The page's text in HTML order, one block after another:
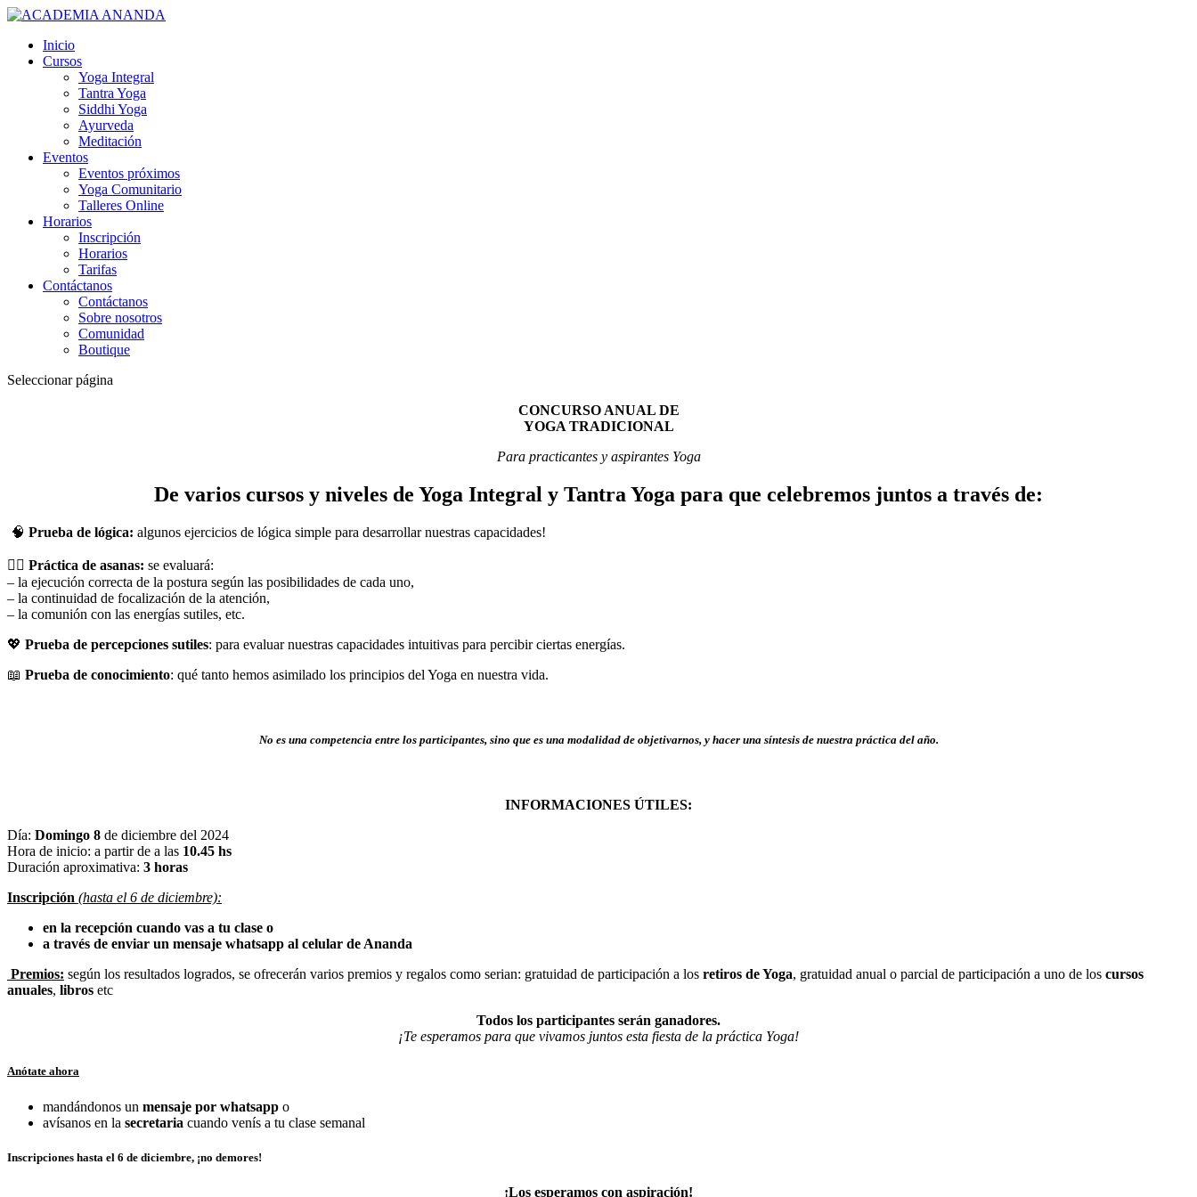
Inicio
Cursos
Yoga Integral
Tantra Yoga
Siddhi Yoga
Ayurveda
Meditación
Eventos
Eventos próximos
Yoga Comunitario
Talleres Online
Horarios
Inscripción
Horarios
Tarifas
Contáctanos
Contáctanos
Sobre nosotros
Comunidad
Boutique
Seleccionar página
CONCURSO ANUAL DE
YOGA TRADICIONAL
Para practicantes y aspirantes Yoga
De varios cursos y niveles de Yoga Integral y Tantra Yoga para que celebremos juntos a través de:
🧠 Prueba de lógica: algunos ejercicios de lógica simple para desarrollar nuestras capacidades!
🧘‍♀ Práctica de asanas: se evaluará:
– la ejecución correcta de la postura según las posibilidades de cada uno,
– la continuidad de focalización de la atención,
– la comunión con las energías sutiles, etc.
💖 Prueba de percepciones sutiles: para evaluar nuestras capacidades intuitivas para percibir ciertas energías.
📖 Prueba de conocimiento: qué tanto hemos asimilado los principios del Yoga en nuestra vida.
No es una competencia entre los participantes, sino que es una modalidad de objetivarnos, y hacer una síntesis de nuestra práctica del año.
INFORMACIONES ÚTILES:
Día: Domingo 8 de diciembre del 2024
Hora de inicio: a partir de a las 10.45 hs
Duración aproximativa: 3 horas
Inscripción (hasta el 6 de diciembre):
en la recepción cuando vas a tu clase o
a través de enviar un mensaje whatsapp al celular de Ananda
Premios: según los resultados logrados, se ofrecerán varios premios y regalos como serian: gratuidad de participación a los retiros de Yoga, gratuidad anual o parcial de participación a uno de los cursos
anuales, libros etc
Todos los participantes serán ganadores.
¡Te esperamos para que vivamos juntos esta fiesta de la práctica Yoga!
Anótate ahora
mandándonos un mensaje por whatsapp o
avísanos en la secretaria cuando venís a tu clase semanal
Inscripciones hasta el 6 de diciembre, ¡no demores!
¡Los esperamos con aspiración!